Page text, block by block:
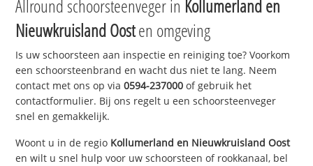
Allround schoorsteenveger in Kollumerland en
Nieuwkruisland Oosten omgeving
Is uw schoorsteen aan inspectie en reiniging toe? Voorkom
een schoorsteenbrand en wacht dus niet te lang. Neem
contact met ons op via0594-237000 of gebruik het
contactformulier. Bij ons regelt u een schoorsteenveger
snel en gemakkelijk.
Woont u in de regio Kollumerland en Nieuwkruisland Oost
en wilt u snel hulp voor uw schoorsteen of rookkanaal, bel